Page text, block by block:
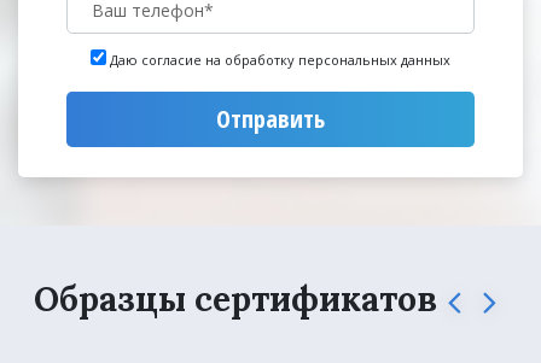
Даю согласие на обработку персональных данных
Отправить
Образцы сертификатов